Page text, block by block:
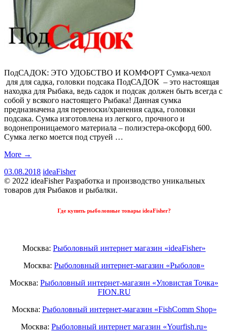
ПодСАДОК: ЭТО УДОБСТВО И КОМФОРТ Сумка-чехол
для для садка, головки подсака ПодСАДОК – это настоящая
находка для Рыбака, ведь садок и подсак должен быть всегда с
собой у всякого настоящего Рыбака! Данная сумка
предназначена для переноски/хранения садка, головки
подсака. Сумка изготовлена из легкого, прочного и
водонепроницаемого материала – полиэстера-оксфорд 600.
Сумка легко моется под струей …
More →
03.08.2018 ideaFisher
© 2022 ideaFisher Разработка и производство уникальных
товаров для Рыбаков и рыбалки.
Где купить рыболовные товары ideaFisher?
Москва: Рыболовный интернет магазин «ideaFisher»
Москва: Рыболовный интернет-магазин «Рыболов»
Москва: Рыболовный интернет-магазин «Уловистая Точка»
FION.RU
Москва: Рыболовный интернет-магазин «FishComm Shop»
Москва: Рыболовный интернет магазин «Yourfish.ru»